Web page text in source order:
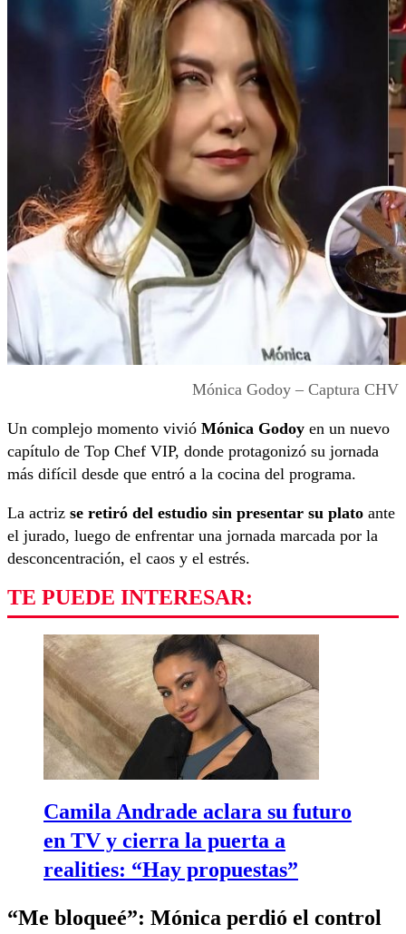
Mónica Godoy – Captura CHV
Un complejo momento vivió Mónica Godoy en un nuevo
capítulo de Top Chef VIP, donde protagonizó su jornada
más difícil desde que entró a la cocina del programa.
La actriz se retiró del estudio sin presentar su plato ante
el jurado, luego de enfrentar una jornada marcada por la
desconcentración, el caos y el estrés.
TE PUEDE INTERESAR:
Camila Andrade aclara su futuro
en TV y cierra la puerta a
realities: “Hay propuestas”
“Me bloqueé”: Mónica perdió el control